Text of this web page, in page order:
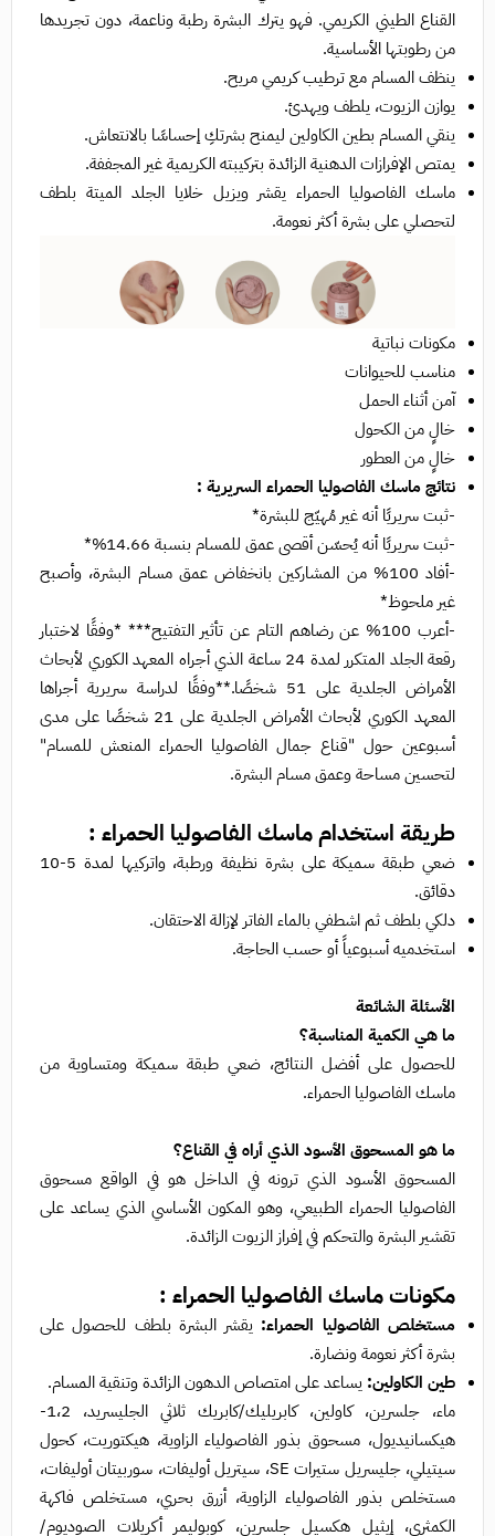
القناع الطيني الكريمي. فهو يترك البشرة رطبة وناعمة، دون تجريدها
من رطوبتها الأساسية.
ينظف المسام مع ترطيب كريمي مريح.
يوازن الزيوت، يلطف ويهدئ.
ينقي المسام بطين الكاولين ليمنح بشرتكِ إحساسًا بالانتعاش.
يمتص الإفرازات الدهنية الزائدة بتركيبته الكريمية غير المجففة.
ماسك الفاصوليا الحمراء يقشر ويزيل خلايا الجلد الميتة بلطف
لتحصلي على بشرة أكثر نعومة.
مكونات نباتية
مناسب للحيوانات
آمن أثناء الحمل
خالٍ من الكحول
خالٍ من العطور
نتائج ماسك الفاصوليا الحمراء السريرية :
-ثبت سريريًا أنه غير مُهيّج للبشرة*
-ثبت سريريًا أنه يُحسّن أقصى عمق للمسام بنسبة 14.66%*
-أفاد 100% من المشاركين بانخفاض عمق مسام البشرة، وأصبح
غير ملحوظ*
-أعرب 100% عن رضاهم التام عن تأثير التفتيح*** *وفقًا لاختبار
رقعة الجلد المتكرر لمدة 24 ساعة الذي أجراه المعهد الكوري لأبحاث
الأمراض الجلدية على 51 شخصًا.**وفقًا لدراسة سريرية أجراها
المعهد الكوري لأبحاث الأمراض الجلدية على 21 شخصًا على مدى
أسبوعين حول "قناع جمال الفاصوليا الحمراء المنعش للمسام"
لتحسين مساحة وعمق مسام البشرة.
طريقة استخدام ماسك الفاصوليا الحمراء :
ضعي طبقة سميكة على بشرة نظيفة ورطبة، واتركيها لمدة 5-10
دقائق.
دلكي بلطف ثم اشطفي بالماء الفاتر لإزالة الاحتقان.
استخدميه أسبوعياً أو حسب الحاجة.
الأسئلة الشائعة
ما هي الكمية المناسبة؟
للحصول على أفضل النتائج، ضعي طبقة سميكة ومتساوية من
ماسك الفاصوليا الحمراء.
ما هو المسحوق الأسود الذي أراه في القناع؟
المسحوق الأسود الذي ترونه في الداخل هو في الواقع مسحوق
الفاصوليا الحمراء الطبيعي، وهو المكون الأساسي الذي يساعد على
تقشير البشرة والتحكم في إفراز الزيوت الزائدة.
مكونات ماسك الفاصوليا الحمراء :
مستخلص الفاصوليا الحمراء: يقشر البشرة بلطف للحصول على
بشرة أكثر نعومة ونضارة.
طين الكاولين: يساعد على امتصاص الدهون الزائدة وتنقية المسام.
ماء، جلسرين، كاولين، كابريليك/كابريك ثلاثي الجليسريد، 1،2-
هيكسانيديول، مسحوق بذور الفاصولياء الزاوية، هيكتوريت، كحول
سيتيلي، جليسريل ستيرات SE، سيتريل أوليفات، سوربيتان أوليفات،
مستخلص بذور الفاصولياء الزاوية، أزرق بحري، مستخلص فاكهة
الكمثرى، إيثيل هكسيل جلسرين، كوبوليمر أكريلات الصوديوم/